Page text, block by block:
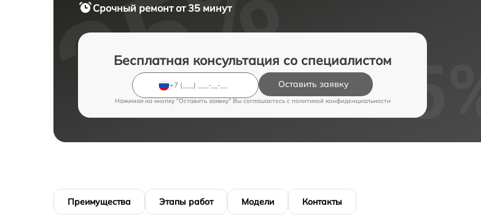
Срочный ремонтот 35 минут
Бесплатная консультация со специалистом
Оставить заявку
Нажимая на кнопку "Оставить заявку" Вы соглашаетесь c политикой конфиденциальности
Преимущества Этапы работ Модели Контакты